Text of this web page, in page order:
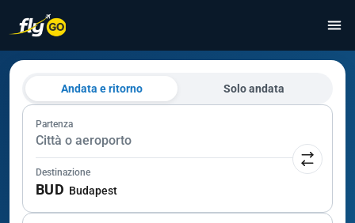
Andata e ritorno Solo andata
Partenza
Città o aeroporto
Destinazione
BUD Budapest